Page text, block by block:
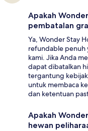
Apakah
pembatalan
Ya, Wonder Stay
refundable penuh
kami. Jika Anda
dapat dibatalkan
tergantung
untuk membaca
dan ketentuan
Apakah
hewan